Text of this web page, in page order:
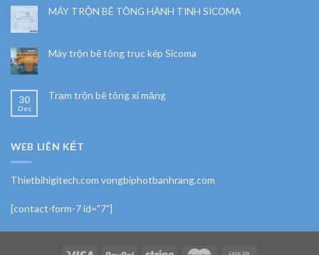
MÁY TRỘN BÊ TÔNG HÀNH TINH SICOMA
Máy trộn bê tông trục kép Sicoma
30
Dec
Trạm trộn bê tông xi măng
WEB LIÊN KẾT
Thietbihigitech.com vongbiphotbanhrang.com
[contact-form-7 id="7"]